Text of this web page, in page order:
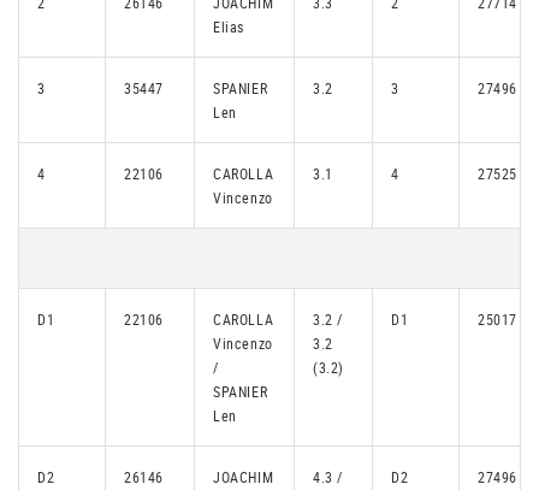
Elias
3 35447
SPANIER
Len
3.2 3 27496
4 22106
CAROLLA
Vincenzo
3.1 4 27525
D1 22106
CAROLLA
Vincenzo
/
SPANIER
Len
3.2 /
3.2
(3.2)
D1 25017
D2 26146
JOACHIM
4.3 /
D2 27496